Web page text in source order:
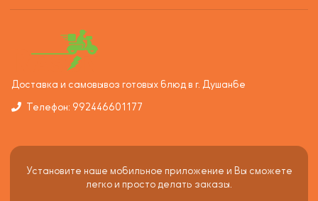
Доставка и самовывоз готовых блюд в г. Душанбе
Телефон: 992446601177
Установите наше мобильное приложение и Вы сможете
легко и просто делать заказы.